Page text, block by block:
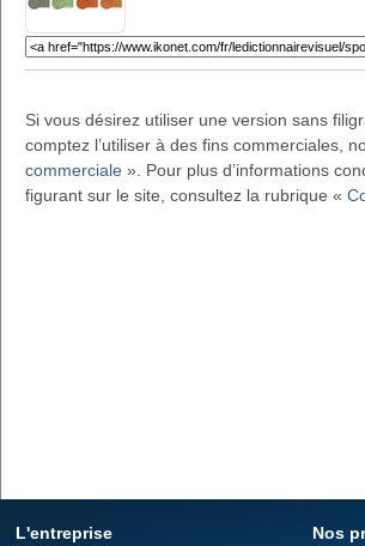
Si vous désirez utiliser une version sans
comptez l’utiliser à des fins commerciales,
commerciale ». Pour plus d’informations
figurant sur le site, consultez la rubrique «
L'entreprise Nos